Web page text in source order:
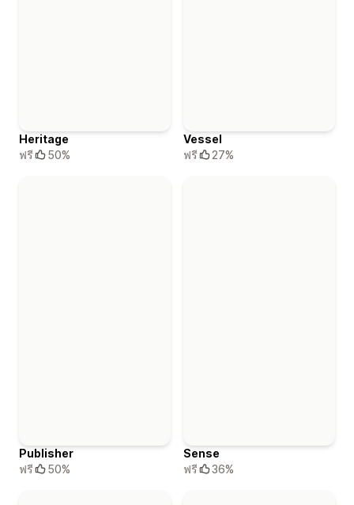
Heritage
ฟรี
50%
Vessel
ฟรี
27%
Publisher
ฟรี
50%
Sense
ฟรี
36%